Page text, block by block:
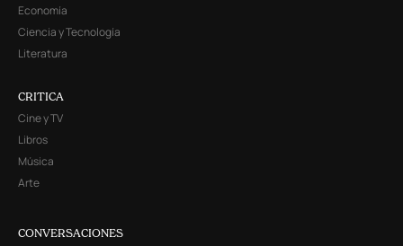
Economía
Ciencia y Tecnología
Literatura
CRITICA
Cine y TV
Libros
Música
Arte
CONVERSACIONES